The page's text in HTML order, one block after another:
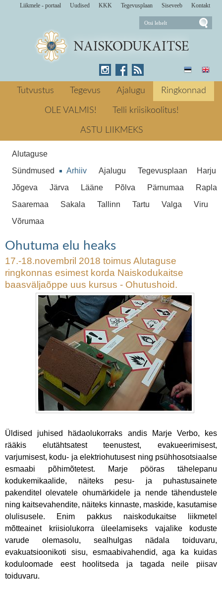
Liikmele - portaal Uudised KKK Tegevusplaan Siseveeb Kontakt
Ohutuma elu heaks
17. -18. novembril 2018 toimus Alutaguse
ringkonnas esimest korda Naiskodukaitse
baasväljaõppe uus kursus - Ohutushoid.
Kes võitis? Järgmine → Ringkonna
Tutvustus Tegevus Ajalugu Ringkonnad
OLE VALMIS! Telli kriisikoolitus!
ASTU LIIKMEKS
Alutaguse
Sündmused
Arhiiv Ajalugu Tegevusplaan
Harju
Jõgeva
Järva Lääne Põlva Pärnumaa
Rapla
Saaremaa
Sakala Tallinn Tartu Valga
Viru
Võrumaa
Ohutuma elu heaks
17.-18.novembril 2018 toimus Alutaguse
ringkonnas esimest korda Naiskodukaitse
baasväljaõppe uus kursus - Ohutushoid.
Üldised juhised hädaolukorraks andis Marje Verbo, kes
rääkis elutähtsatest teenustest, evakueerimisest,
varjumisest, kodu- ja elektriohutusest ning psühhosotsiaalse
esmaabi põhimõtetest. Marje pööras tähelepanu
kodukemikaalide, näiteks pesu- ja puhastusainete
pakenditel olevatele ohumärkidele ja nende tähendustele
ning kaitsevahendite, näiteks kinnaste, maskide, kasutamise
olulisusele. Enim pakkus naiskodukaitse liikmetel
mõtteainet kriisiolukorra üleelamiseks vajalike koduste
varude olemasolu, sealhulgas nädala toiduvaru,
evakuatsioonikoti sisu, esmaabivahendid, aga ka kuidas
koduloomade eest hoolitseda ja tagada neile piisav
toiduvaru.